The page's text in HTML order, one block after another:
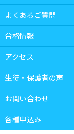
よくあるご質問
合格情報
アクセス
生徒・保護者の声
お問い合わせ
各種申込み